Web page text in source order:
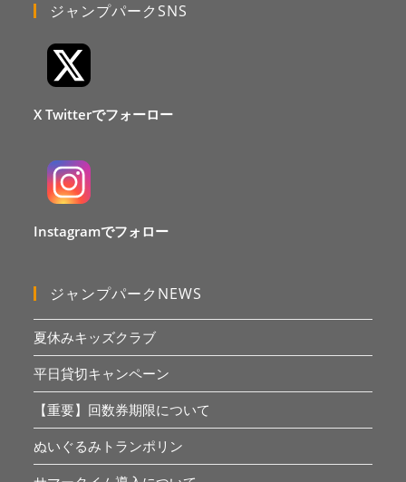
ジャンプパークSNS
X Twitterでフォーロー
Instagramでフォロー
ジャンプパークNEWS
夏休みキッズクラブ
平日貸切キャンペーン
【重要】回数券期限について
ぬいぐるみトランポリン